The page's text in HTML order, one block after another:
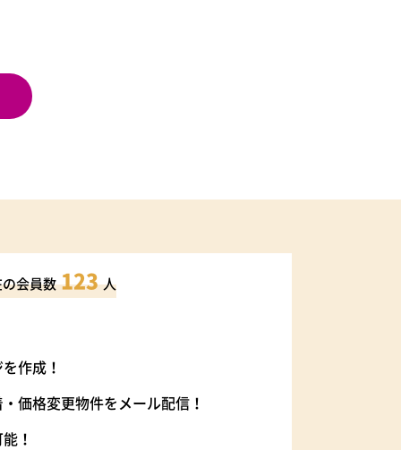
会員数 123 人
作成！
価格変更物件をメール配信！
！